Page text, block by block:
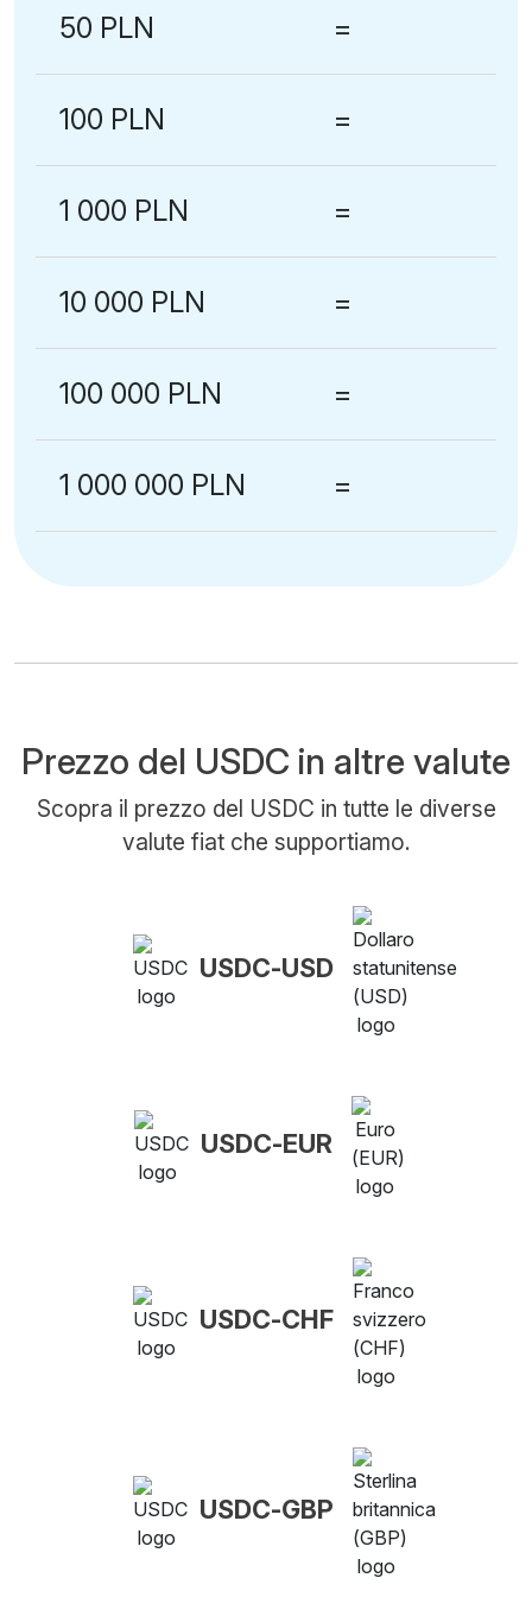
50 PLN =
100 PLN =
1 000 PLN =
10 000 PLN =
100 000 PLN =
1 000 000 PLN =
Prezzo del USDC in altre valute
Scopra il prezzo del USDC in tutte le diverse
valute fiat che supportiamo.
USDC-USD
USDC-EUR
USDC-CHF
USDC-GBP